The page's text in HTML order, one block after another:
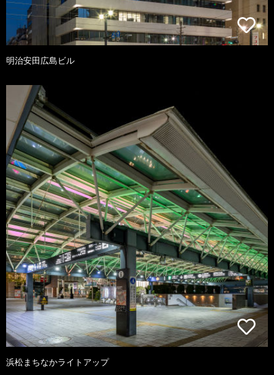
明治安田広島ビル
浜松まちなかライトアップ